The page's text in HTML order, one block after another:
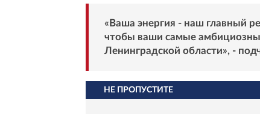
«Ваша энергия - наш главный
чтобы ваши самые
Ленинградской области», -
НЕ ПРОПУСТИТЕ